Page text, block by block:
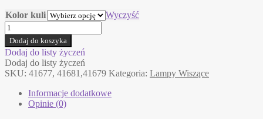
Kolor kuli
Wyczyść
ilość
RONA
2
Sigma
lampa
wisząca
Dodaj do koszyka
Dodaj do listy życzeń
Dodaj do listy życzeń
SKU: 41677, 41681,41679 Kategoria: Lampy Wiszące
Informacje dodatkowe
Opinie (0)